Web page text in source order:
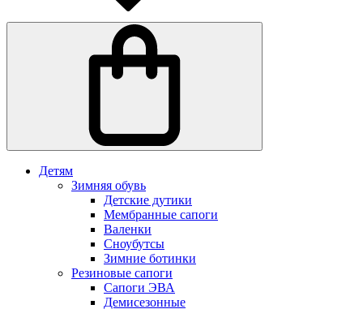
Детям
Зимняя обувь
Детские дутики
Мембранные сапоги
Валенки
Сноубутсы
Зимние ботинки
Резиновые сапоги
Сапоги ЭВА
Демисезонные